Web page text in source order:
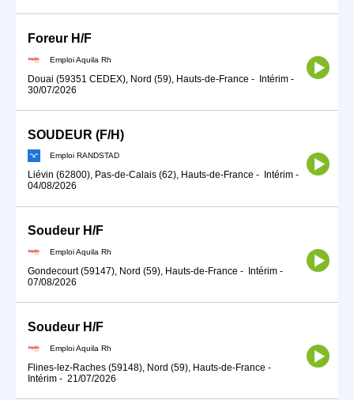
Foreur H/F
Emploi Aquila Rh
Douai (59351 CEDEX), Nord (59), Hauts-de-France - Intérim -
30/07/2026
SOUDEUR (F/H)
Emploi RANDSTAD
Liévin (62800), Pas-de-Calais (62), Hauts-de-France - Intérim -
04/08/2026
Soudeur H/F
Emploi Aquila Rh
Gondecourt (59147), Nord (59), Hauts-de-France - Intérim -
07/08/2026
Soudeur H/F
Emploi Aquila Rh
Flines-lez-Raches (59148), Nord (59), Hauts-de-France -
Intérim - 21/07/2026